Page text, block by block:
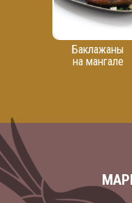
Баклажаны
на мангале